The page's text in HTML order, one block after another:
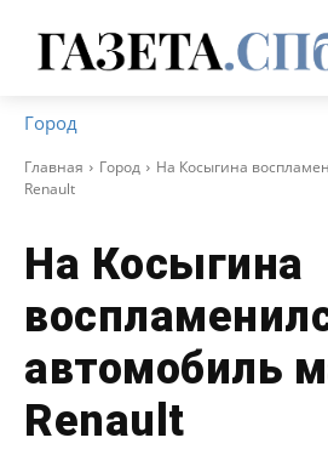
Город
Главная Город
На Косыгина
Renault
На Косыгина
автомобиль
Renault